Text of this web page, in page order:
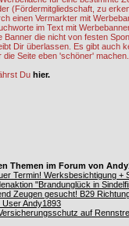
(Fördermitgliedschaft, zu
einen Vermarkter mit
im Text mit
Banner die nicht von festen
Dir überlassen. Es gibt auch
Seite eben 'schöner' machen.
Du hier.
Themen im Forum von
Termin! Werksbesichtigung +
"Brandunglück in
Zeugen gesucht! B29
User Andy1893
auf